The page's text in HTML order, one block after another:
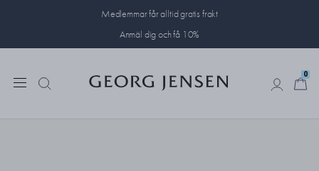
Medlemmar får alltid gratis frakt
Anmäl dig och få 10%
0